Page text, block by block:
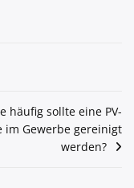
häufig sollte eine PV-
im Gewerbe gereinigt
werden?